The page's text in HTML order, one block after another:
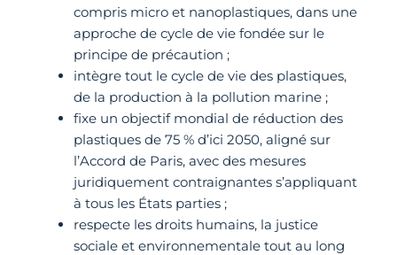
compris micro et nanoplastiques, dans une
approche de cycle de vie fondée sur le
principe de précaution ;
intègre tout le cycle de vie des plastiques,
de la production à la pollution marine ;
fixe un objectif mondial de réduction des
plastiques de 75 % d’ici 2050, aligné sur
l’Accord de Paris, avec des mesures
juridiquement contraignantes s’appliquant
à tous les États parties ;
respecte les droits humains, la justice
sociale et environnementale tout au long